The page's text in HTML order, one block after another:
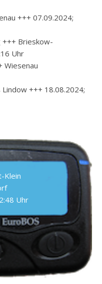
+++ 07.09.2024;
+++ Brieskow-
Uhr
Wiesenau
+++ 18.08.2024;
Klein
Uhr